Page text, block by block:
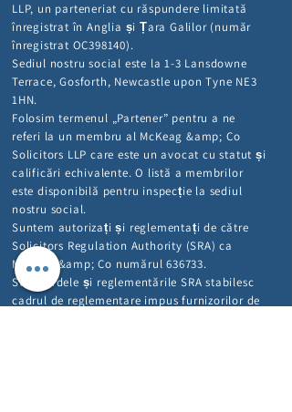
LLP, un parteneriat cu răspundere limitată
înregistrat în Anglia și Țara Galilor (număr
înregistrat OC398140).
Sediul nostru social este la 1-3 Lansdowne
Terrace, Gosforth, Newcastle upon Tyne NE3
1HN.
Folosim termenul „Partener” pentru a ne
referi la un membru al McKeag &amp; Co
Solicitors LLP care este un avocat cu statut și
calificări echivalente. O listă a membrilor
este disponibilă pentru inspecție la sediul
nostru social.
Suntem autorizați și reglementați de către
Solicitors Regulation Authority (SRA) ca
McKeag &amp; Co numărul 636733.
Standardele și reglementările SRA stabilesc
cadrul de reglementare impus furnizorilor de